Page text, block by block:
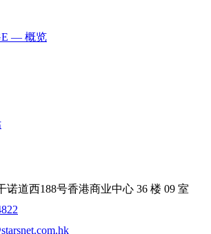
— 概览
诺道西188号香港商业中心 36 楼 09 室